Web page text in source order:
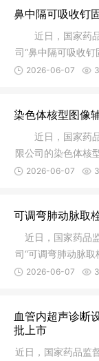
鼻中隔可吸收钉
近日，国家药品
司“鼻中隔可吸收
器和2026-06-07
染色体核型图像
近日，国家药品
限公司的染色体
软件安装
2026-06-07
可调弯肺动脉取
近日，国家药品
司“可调弯肺动脉
为调弯
2026-06-07
血管内超声诊断
批上市
近日，国家药品监